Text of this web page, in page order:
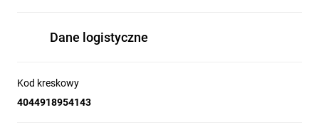
Dane logistyczne
Kod kreskowy
4044918954143